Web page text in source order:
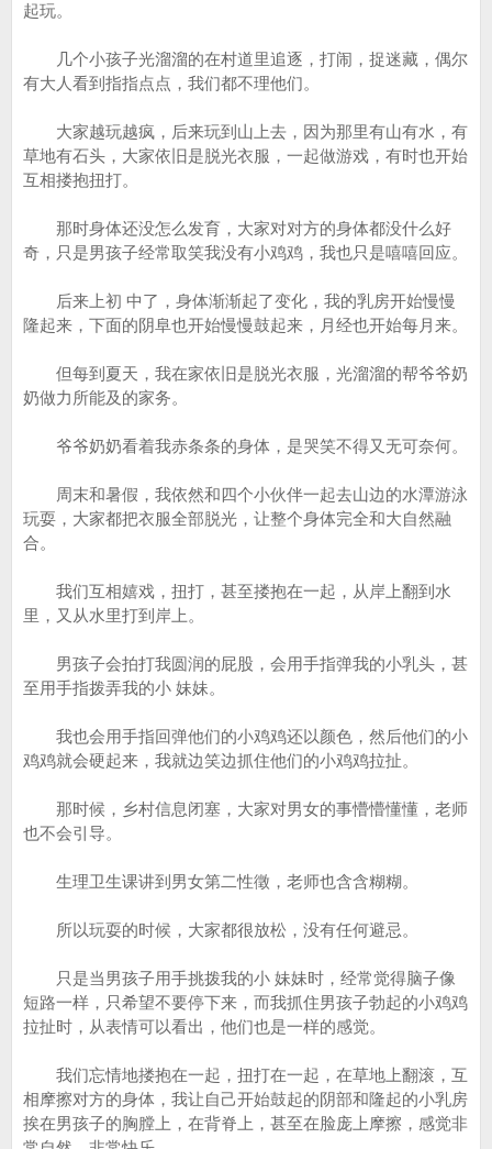
起玩。
几个小孩子光溜溜的在村道里追逐，打闹，捉迷藏，偶尔
有大人看到指指点点，我们都不理他们。
大家越玩越疯，后来玩到山上去，因为那里有山有水，有
草地有石头，大家依旧是脱光衣服，一起做游戏，有时也开始
互相搂抱扭打。
那时身体还没怎么发育，大家对对方的身体都没什么好
奇，只是男孩子经常取笑我没有小鸡鸡，我也只是嘻嘻回应。
后来上初 中了，身体渐渐起了变化，我的乳房开始慢慢
隆起来，下面的阴阜也开始慢慢鼓起来，月经也开始每月来。
但每到夏天，我在家依旧是脱光衣服，光溜溜的帮爷爷奶
奶做力所能及的家务。
爷爷奶奶看着我赤条条的身体，是哭笑不得又无可奈何。
周末和暑假，我依然和四个小伙伴一起去山边的水潭游泳
玩耍，大家都把衣服全部脱光，让整个身体完全和大自然融
合。
我们互相嬉戏，扭打，甚至搂抱在一起，从岸上翻到水
里，又从水里打到岸上。
男孩子会拍打我圆润的屁股，会用手指弹我的小乳头，甚
至用手指拨弄我的小 妹妹。
我也会用手指回弹他们的小鸡鸡还以颜色，然后他们的小
鸡鸡就会硬起来，我就边笑边抓住他们的小鸡鸡拉扯。
那时候，乡村信息闭塞，大家对男女的事懵懵懂懂，老师
也不会引导。
生理卫生课讲到男女第二性徵，老师也含含糊糊。
所以玩耍的时候，大家都很放松，没有任何避忌。
只是当男孩子用手挑拨我的小 妹妹时，经常觉得脑子像
短路一样，只希望不要停下来，而我抓住男孩子勃起的小鸡鸡
拉扯时，从表情可以看出，他们也是一样的感觉。
我们忘情地搂抱在一起，扭打在一起，在草地上翻滚，互
相摩擦对方的身体，我让自己开始鼓起的阴部和隆起的小乳房
挨在男孩子的胸膛上，在背脊上，甚至在脸庞上摩擦，感觉非